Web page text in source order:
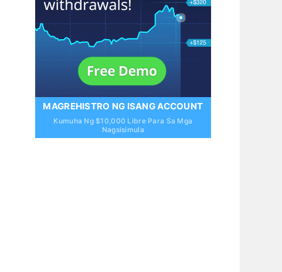
MAGREHISTRO NG ISANG ACCOUNT
Kumuha Ng $10,000 Libre Para Sa Mga
Nagsisimula